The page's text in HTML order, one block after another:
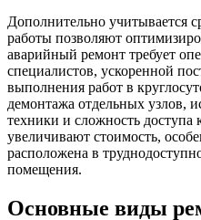
Дополнительно учитывается
работы позволяют
аварийный ремонт требует
специалистов, ускоренной
выполнения работ в
демонтажа отдельных узлов,
техники и сложность доступа
увеличивают стоимость,
расположена в
помещения.
Основные виды